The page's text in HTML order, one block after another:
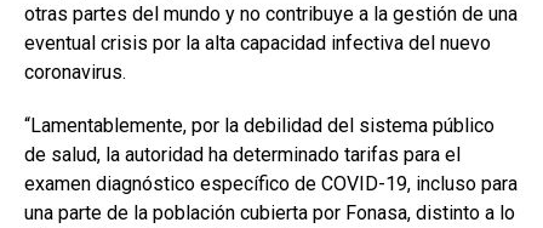
otras partes del mundo y no contribuye a la gestión de una
eventual crisis por la alta capacidad infectiva del nuevo
coronavirus.
“Lamentablemente, por la debilidad del sistema público
de salud, la autoridad ha determinado tarifas para el
examen diagnóstico específico de COVID-19, incluso para
una parte de la población cubierta por Fonasa, distinto a lo